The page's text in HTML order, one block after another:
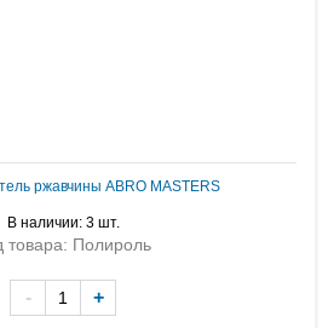
ржавчины ABRO MASTERS
В наличии: 3 шт.
товара: Полироль
- +